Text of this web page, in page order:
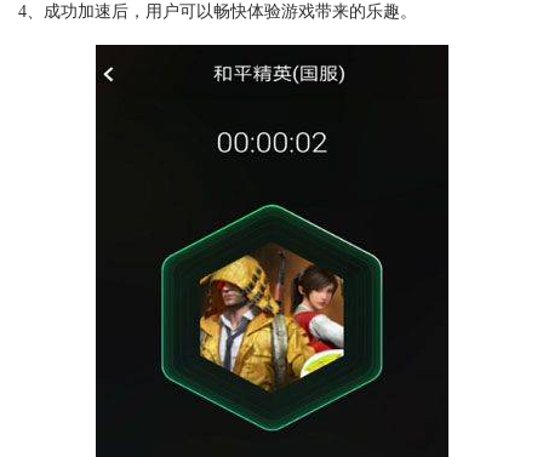
4、成功加速后，用户可以畅快体验游戏带来的乐趣。